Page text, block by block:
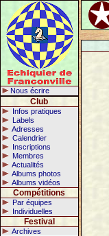
Nous écrire
Club
Infos pratiques
Labels
Adresses
Calendrier
Inscriptions
Membres
Actualités
Albums photos
Albums vidéos
Compétitions
Par équipes
Individuelles
Festival
Archives